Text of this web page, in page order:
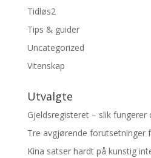
Tidløs2
Tips & guider
Uncategorized
Vitenskap
Utvalgte
Gjeldsregisteret – slik fungerer
Tre avgjørende forutsetninger
Kina satser hardt på kunstig